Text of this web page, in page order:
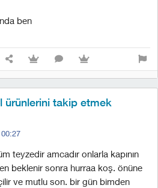
ben
ürünlerini takip etmek
teyzedir amcadır onlarla kapının
beklenir sonra hurraa koş. önüne
ve mutlu son. bir gün bimden